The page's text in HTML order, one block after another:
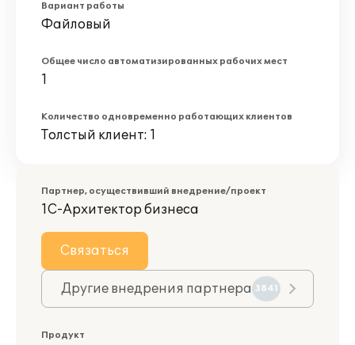
Вариант работы
Файловый
Общее число автоматизированных рабочих мест
1
Количество одновременно работающих клиентов
Толстый клиент: 1
Партнер, осуществивший внедрение/проект
1С-Архитектор бизнеса
Связаться
Другие внедрения партнера 3841
Продукт